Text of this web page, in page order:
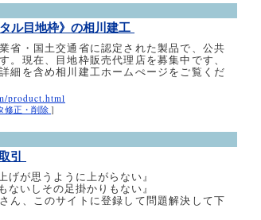
ル目地枠》の相川建工
省・国土交通省に認定された製品で、公共
。現在、目地枠販売代理店を募集中です、
細を含め相川建工ホームぺージをご覧くだ
product.html
修正・削除 ]
引
げが思うように上がらない』
ないしその足掛かりもない』
ん、このサイトに登録して問題解決して下